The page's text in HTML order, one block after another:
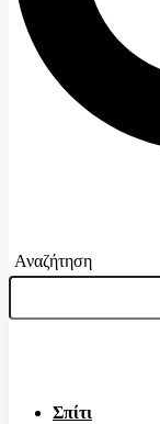
Αναζήτηση
Σπίτι